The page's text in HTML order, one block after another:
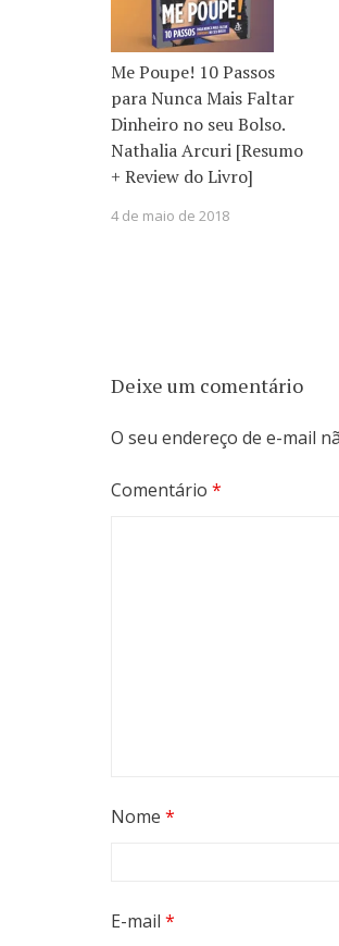
Me Poupe! 10 Passos
para Nunca Mais Faltar
Dinheiro no seu Bolso.
Nathalia Arcuri [Resumo
+ Review do Livro]
4 de maio de 2018
Deixe um comentário
O seu endereço de e-mail
Comentário *
Nome *
E-mail *